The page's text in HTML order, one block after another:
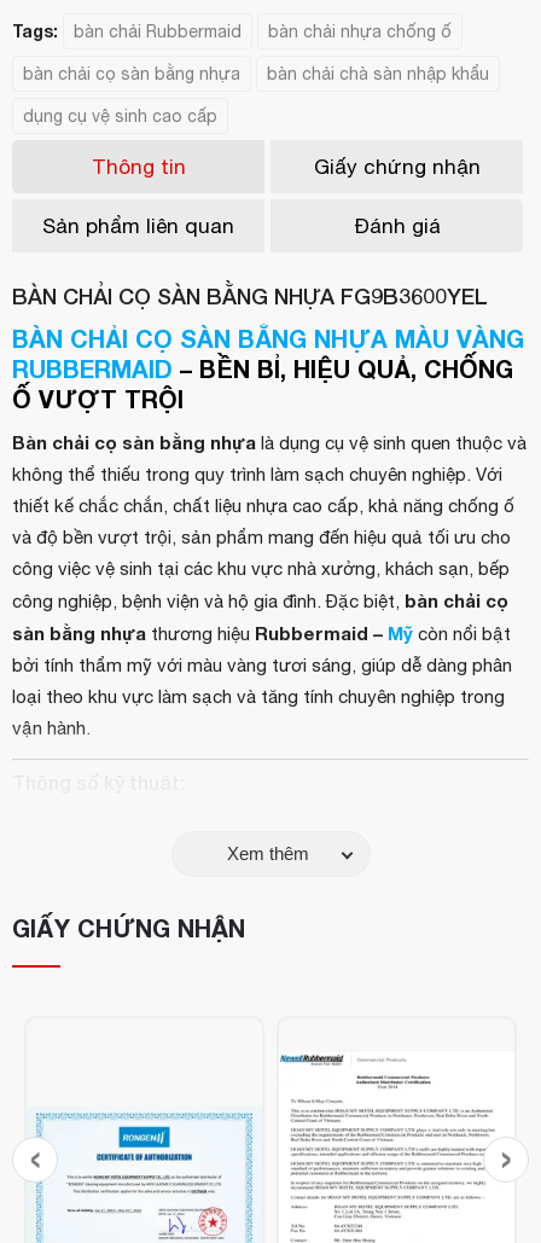
Tags: bàn chải Rubbermaid bàn chải nhựa chống ố
bàn chải cọ sàn bằng nhựa bàn chải chà sàn nhập khẩu
dụng cụ vệ sinh cao cấp
Thông tin Giấy chứng nhận
Sản phẩm liên quan Đánh giá
BÀN CHẢI CỌ SÀN BẰNG NHỰA FG9B3600YEL
BÀN CHẢI CỌ SÀN BẰNG NHỰA MÀU VÀNG
RUBBERMAID – BỀN BỈ, HIỆU QUẢ, CHỐNG
Ố VƯỢT TRỘI
Bàn chải cọ sàn bằng nhựa là dụng cụ vệ sinh quen thuộc và
không thể thiếu trong quy trình làm sạch chuyên nghiệp. Với
thiết kế chắc chắn, chất liệu nhựa cao cấp, khả năng chống ố
và độ bền vượt trội, sản phẩm mang đến hiệu quả tối ưu cho
công việc vệ sinh tại các khu vực nhà xưởng, khách sạn, bếp
công nghiệp, bệnh viện và hộ gia đình. Đặc biệt, bàn chải cọ
sàn bằng nhựa thương hiệu Rubbermaid – Mỹ còn nổi bật
bởi tính thẩm mỹ với màu vàng tươi sáng, giúp dễ dàng phân
loại theo khu vực làm sạch và tăng tính chuyên nghiệp trong
vận hành.
Thông số kỹ thuật:
Chất liệu:Nhựa cao cấp, lông bàn chải cứng, chống mài
Xem thêm
GIẤY CHỨNG NHẬN
‹ ›